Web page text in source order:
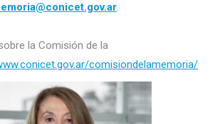
.
la Comisión de la
comisiondelamemoria/